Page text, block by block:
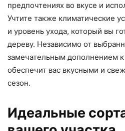
предпочтениях во вкусе и
Учтите также климатические
и уровень ухода, который вы
дереву. Независимо от
замечательным дополнением
обеспечит вас вкусными и
сезон.
Идеальные